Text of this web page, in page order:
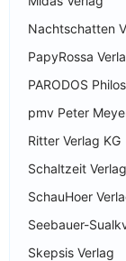
Nachtschatten
PapyRossa
PARODOS
pmv Peter
Ritter Verlag KG
Schaltzeit Verlag
SchauHoer
Seebauer-
Skepsis Verlag